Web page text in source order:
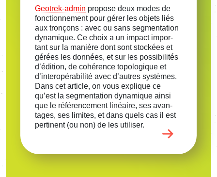
Geotrek-admin propose deux modes de
fonc­tion­ne­ment pour gérer les objets liés
aux tronçons : avec ou sans segmen­ta­tion
dyna­mique. Ce choix a un impact impor­
tant sur la manière dont sont stockées et
gérées les données, et sur les possi­bi­li­tés
d’édi­tion, de cohé­rence topo­lo­gique et
d’in­ter­opé­ra­bi­lité avec d’autres systèmes.
Dans cet article, on vous explique ce
qu’est la segmen­ta­tion dyna­mique ainsi
que le réfé­ren­ce­ment linéaire, ses avan­
tages, ses limites, et dans quels cas il est
perti­nent (ou non) de les utili­ser.